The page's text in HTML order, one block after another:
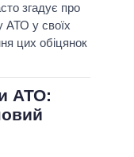
згадує про
АТО у своїх
цих обіцянок
АТО: